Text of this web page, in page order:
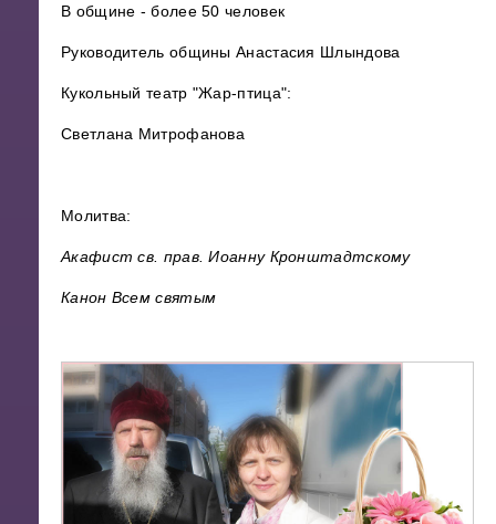
В общине - более 50 человек
Руководитель общины Анастасия Шлындова
Кукольный театр "Жар-птица":
Светлана Митрофанова
Молитва:
Акафист св. прав. Иоанну Кронштадтскому
Канон Всем святым